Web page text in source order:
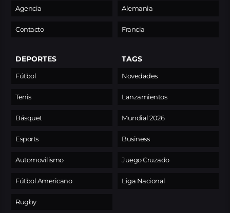
Agencia
Contacto
Alemania
Francia
DEPORTES
Fútbol
Tenis
Básquet
Esports
Automovilismo
Fútbol Americano
Rugby
TAGS
Novedades
Lanzamientos
Mundial 2026
Business
Juego Cruzado
Liga Nacional